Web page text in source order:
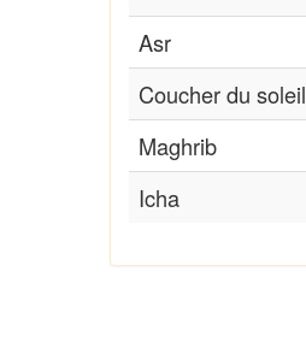
Asr
Coucher du soleil
Maghrib
Icha